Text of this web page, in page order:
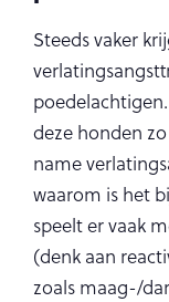
Steeds vaker
deze honden
name
waarom is het
speelt er vaak
(denk aan
zoals maag-/